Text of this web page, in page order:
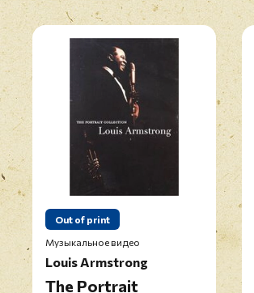
Out of print
Музыкальное видео
Louis Armstrong
The Portrait